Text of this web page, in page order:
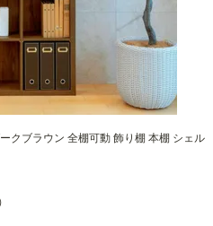
クブラウン 全棚可動 飾り棚 本棚 シェル